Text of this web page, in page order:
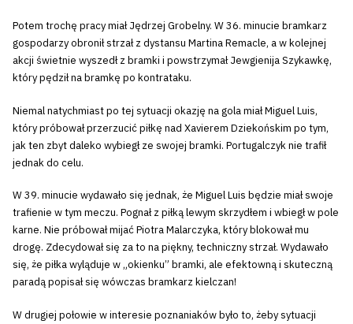
Potem trochę pracy miał Jędrzej Grobelny. W 36. minucie bramkarz
gospodarzy obronił strzał z dystansu Martina Remacle, a w kolejnej
akcji świetnie wyszedł z bramki i powstrzymał Jewgienija Szykawkę,
który pędził na bramkę po kontrataku.
Niemal natychmiast po tej sytuacji okazję na gola miał Miguel Luis,
który próbował przerzucić piłkę nad Xavierem Dziekońskim po tym,
jak ten zbyt daleko wybiegł ze swojej bramki. Portugalczyk nie trafił
jednak do celu.
W 39. minucie wydawało się jednak, że Miguel Luis będzie miał swoje
trafienie w tym meczu. Pognał z piłką lewym skrzydłem i wbiegł w pole
karne. Nie próbował mijać Piotra Malarczyka, który blokował mu
drogę. Zdecydował się za to na piękny, techniczny strzał. Wydawało
się, że piłka wyląduje w „okienku” bramki, ale efektowną i skuteczną
paradą popisał się wówczas bramkarz kielczan!
W drugiej połowie w interesie poznaniaków było to, żeby sytuacji